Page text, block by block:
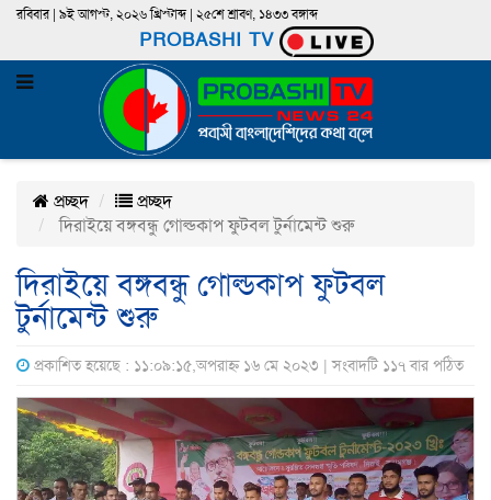
রবিবার | ৯ই আগস্ট, ২০২৬ খ্রিস্টাব্দ | ২৫শে শ্রাবণ, ১৪৩৩ বঙ্গাব্দ
PROBASHI TV
প্রচ্ছদ
প্রচ্ছদ
দিরাইয়ে বঙ্গবন্ধু গোল্ডকাপ ফুটবল টুর্নামেন্ট শুরু
দিরাইয়ে বঙ্গবন্ধু গোল্ডকাপ ফুটবল
টুর্নামেন্ট শুরু
প্রকাশিত হয়েছে : ১১:০৯:১৫,অপরাহ্ন ১৬ মে ২০২৩ | সংবাদটি ১১৭ বার পঠিত